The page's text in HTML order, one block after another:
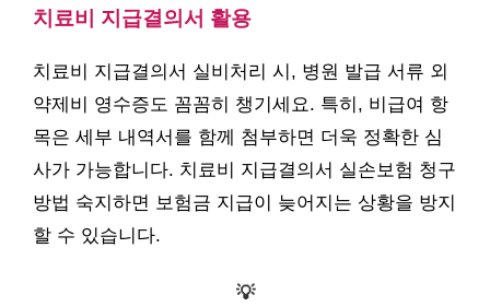
치료비 지급결의서 활용
치료비 지급결의서 실비처리 시, 병원 발급 서류 외
약제비 영수증도 꼼꼼히 챙기세요. 특히, 비급여 항
목은 세부 내역서를 함께 첨부하면 더욱 정확한 심
사가 가능합니다. 치료비 지급결의서 실손보험 청구
방법 숙지하면 보험금 지급이 늦어지는 상황을 방지
할 수 있습니다.
💡